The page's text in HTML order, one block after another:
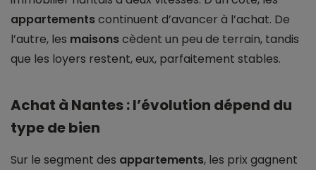
appartementscontinuent d’avancer à l’achat. De
l’autre, les maisonscèdent un peu de terrain, tandis
que les loyers restent, eux, parfaitement stables.
Achat à Nantes : l’évolution dépend du
type de bien
Sur le segment des appartements, les prix gagnent